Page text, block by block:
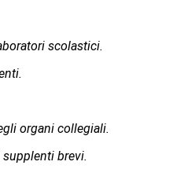
scolastici.
organi collegiali.
brevi.